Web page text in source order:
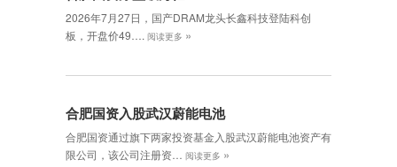
2026年7月27日，国产DRAM龙头长鑫科技登陆科创
板，开盘价49…. 阅读更多 »
合肥国资入股武汉蔚能电池
合肥国资通过旗下两家投资基金入股武汉蔚能电池资产有
限公司，该公司注册资…
阅读更多 »